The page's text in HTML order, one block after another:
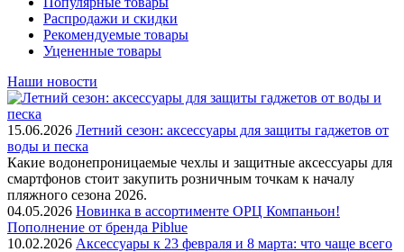
Распродажи и скидки
Рекомендуемые товары
Уцененные товары
Наши новости
15.06.2026 Летний сезон: аксессуары для защиты гаджетов от
воды и песка
Какие водонепроницаемые чехлы и защитные аксессуары для
смартфонов стоит закупить розничным точкам к началу
пляжного сезона 2026.
04.05.2026 Новинка в ассортименте OРЦ Компаньон!
Пополнение от бренда Piblue
10.02.2026 Аксессуары к 23 февраля и 8 марта: что чаще всего